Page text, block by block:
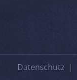
Datenschutz